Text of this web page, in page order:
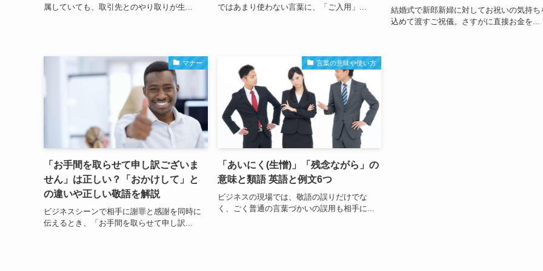
属していても、取引先とのやり取りが生... ではあまり使わない言葉に、「ご入用」...
結婚式で新郎新婦に対してお祝いの気持ち
込めて渡すご祝儀。さすがに直接お金を...
マナー
「お手間を取らせて申し訳ございま
せん」は正しい？「おかけして」と
の違いや正しい敬語を解説
ビジネスシーンで相手に謝罪と感謝を同時に
伝えるとき、「お手間を取らせて申し訳...
言葉の意味や使い方
「あいにく(生憎)」「残念ながら」の
意味と類語 英語と例文6つ
ビジネスの現場では、敬語の誤りだけでな
く、ごく普通の言葉づかいの誤用も相手に...